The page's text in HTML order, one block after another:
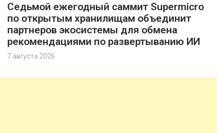
Седьмой ежегодный саммит Supermicro
по открытым хранилищам объединит
партнеров экосистемы для обмена
рекомендациями по развертыванию ИИ
7 августа 2026